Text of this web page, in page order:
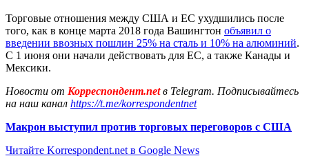
Торговые отношения между США и ЕС ухудшились после
того, как в конце марта 2018 года Вашингтон объявил о
введении ввозных пошлин 25% на сталь и 10% на алюминий.
С 1 июня они начали действовать для ЕС, а также Канады и
Мексики.
Новости от Корреспондент.netв Telegram. Подписывайтесь
на наш канал https://t.me/korrespondentnet
Макрон выступил против торговых переговоров с США
Читайте Korrespondent.net в Google News